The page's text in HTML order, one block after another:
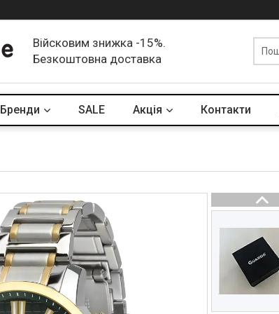
Війсковим знижка -15%.
Безкоштовна доставка
Бренди SALE Акцiя Контакти